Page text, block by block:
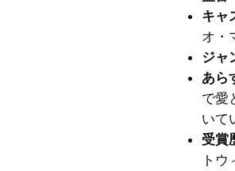
キャ
オ・
ジャ
あら
で愛
いて
受賞
ト